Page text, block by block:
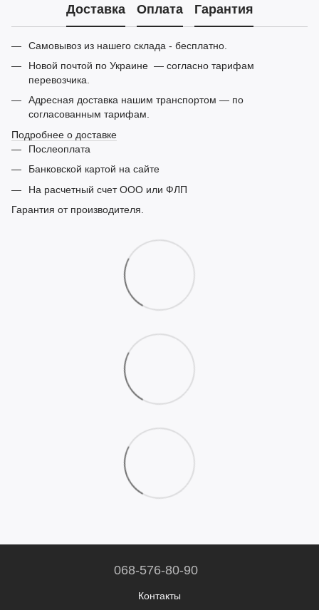
Доставка Оплата Гарантия
Самовывоз из нашего склада - бесплатно.
Новой почтой по Украине — согласно тарифам
перевозчика.
Адресная доставка нашим транспортом — по
согласованным тарифам.
Подробнее о доставке
Послеоплата
Банковской картой на сайте
На расчетный счет ООО или ФЛП
Гарантия от производителя.
068-576-80-90
Контакты